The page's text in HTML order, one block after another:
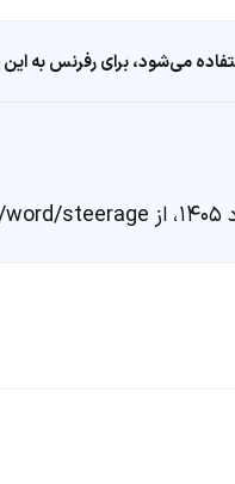
می‌شود، برای رفرنس به این